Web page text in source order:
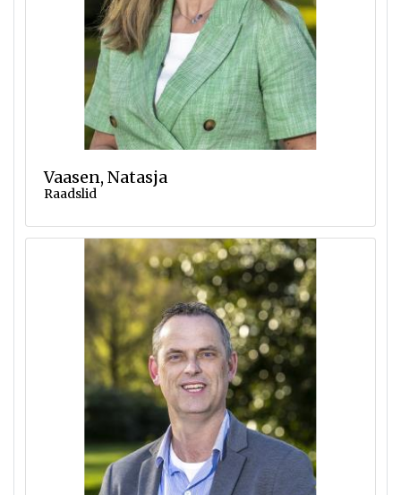
Vaasen, Natasja
Raadslid